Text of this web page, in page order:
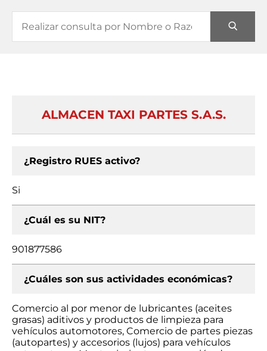
ALMACEN TAXI PARTES S.A.S.
¿Registro RUES activo?
Si
¿Cuál es su NIT?
901877586
¿Cuáles son sus actividades económicas?
Comercio al por menor de lubricantes (aceites
grasas) aditivos y productos de limpieza para
vehículos automotores, Comercio de partes piezas
(autopartes) y accesorios (lujos) para vehículos